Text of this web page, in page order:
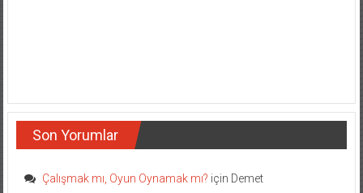
Son Yorumlar
Çalışmak mı, Oyun Oynamak mı? için Demet